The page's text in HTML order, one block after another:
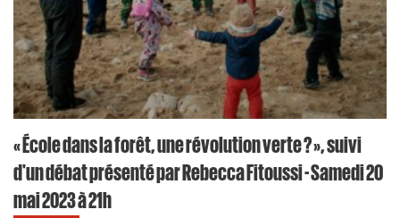
« École dans la forêt, une révolution verte ? », suivi
d'un débat présenté par Rebecca Fitoussi - Samedi 20
mai 2023 à 21h